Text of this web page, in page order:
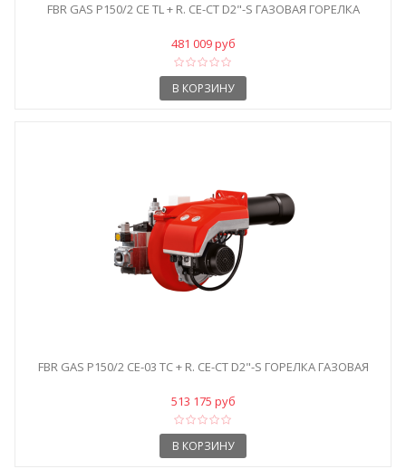
FBR GAS P150/2 CE TL + R. CE-CT D2"-S ГАЗОВАЯ ГОРЕЛКА
481 009 руб
В КОРЗИНУ
FBR GAS P150/2 CE-03 TC + R. CE-CT D2"-S ГОРЕЛКА ГАЗОВАЯ
513 175 руб
В КОРЗИНУ